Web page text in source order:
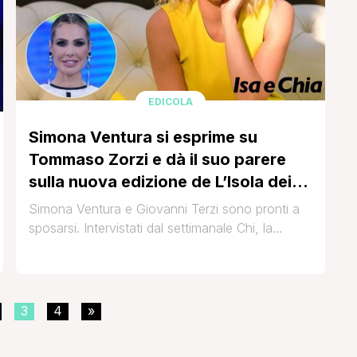
EDICOLA
Simona Ventura si esprime su
Tommaso Zorzi e dà il suo parere
sulla nuova edizione de L’Isola dei
famosi
Simona Ventura e Giovanni Terzi sono pronti a
sposarsi. Intervistati dal settimanale Chi, la
essere una festa e non può essere una festa in
questo momento. E poi vogliamo che ci siano
3 4 »